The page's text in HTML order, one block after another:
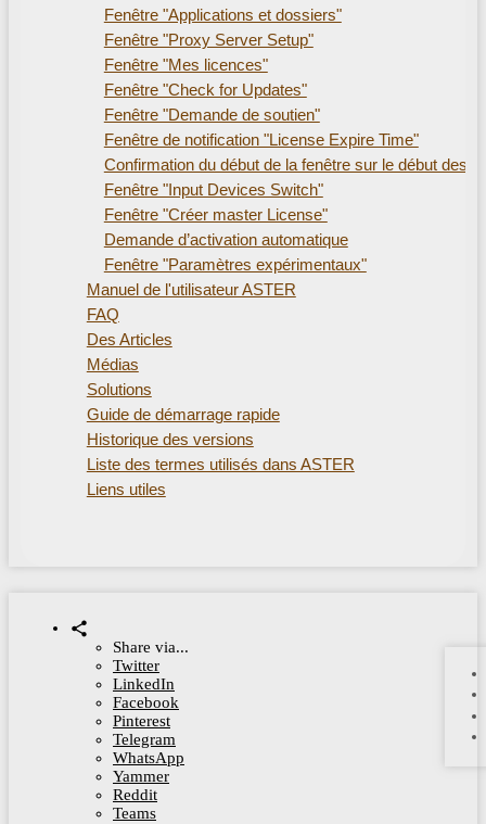
Fenêtre "Applications et dossiers"
Fenêtre "Proxy Server Setup"
Fenêtre "Mes licences"
Fenêtre "Check for Updates"
Fenêtre "Demande de soutien"
Fenêtre de notification "License Expire Time"
Confirmation du début de la fenêtre sur le début des
Fenêtre "Input Devices Switch"
Fenêtre "Créer master License"
Demande d’activation automatique
Fenêtre "Paramètres expérimentaux"
Manuel de l'utilisateur ASTER
FAQ
Des Articles
Médias
Solutions
Guide de démarrage rapide
Historique des versions
Liste des termes utilisés dans ASTER
Liens utiles
Share via...
Twitter
LinkedIn
Facebook
Pinterest
Telegram
WhatsApp
Yammer
Reddit
Teams